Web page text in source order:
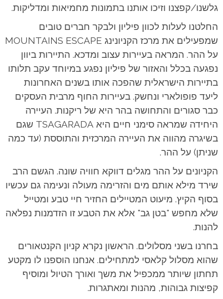
גלשנו/קפצנו וזיכו אותנו בתמונות מחמיאות ומדליקות.
החלטנו לעלות לכוון פיליון ולבקר חברים טובים
שמפעילים את מרכז הקניונינג MOUNTAINS ESCAPE
על ההר. המראה בעיירות עצוב ומדכא. התיירות ביוון
נפגעה בכלל והאזור של פיליון נפגע במיוחד עקב תלותו
בתיירות הישראלית שהפכה אותו בשנים האחרונות
ליעד פופולארי ונחשק. בעיירות החוף מרבית העסקים
כבר סגורים והתחושה בהר היא של ריקנות. העיירה
היחידה שמראה סימני חיים היא TSAGARADA שגם
בשיגרה מהווה את העיירה המרכזית והתוססת (עד כמה
שניתן) על ההר.
הקניונים על ההר מגלים דווקא חוויה שונה. הגשם הרב
שירד מילא אותם מים והזרימה מעולה ונעימה גם עכשיו
בסוף הקיץ. מיעוט המטיילים החזיר חיי טבע ומטייל
שלא מחפש "בטן גב" אלא את הטבע זו הזדמנות נפלאה
להנות.
בחרנו בשני מסלולים. הראשון נקרא קניון הקנטאורים
שהוא מסלול קלאסי למתחילים. אנחנו הוספנו לו מקטע
תחתון שיותר ממכפיל את משך ואורך הטיול ומוסיף
קפיצות גבוהות, מהנות ומאתגרות.